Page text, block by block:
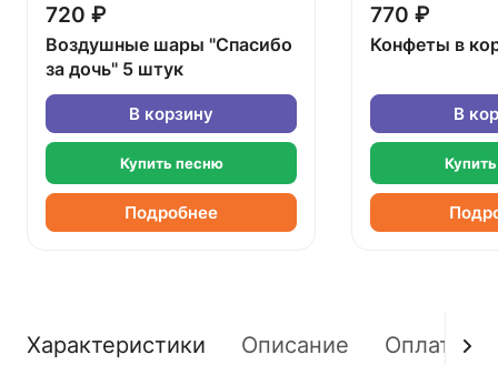
720 ₽
Воздушные шары "Спасибо
за дочь" 5 штук
В корзину
Купить песню
Подробнее
770 ₽
Конфеты в
В
Характеристики Описание Оплата